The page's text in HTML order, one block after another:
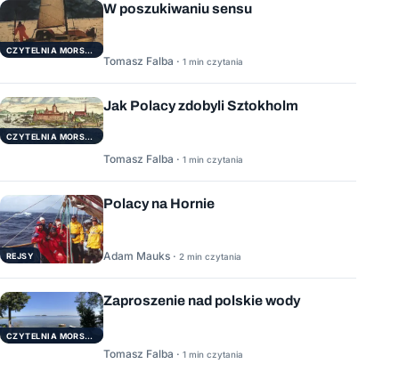
CZYTELNIA MORSKA
W poszukiwaniu sensu
Tomasz Falba · 1 min czytania
CZYTELNIA MORSKA
Jak Polacy zdobyli Sztokholm
Tomasz Falba · 1 min czytania
REJSY
Polacy na Hornie
Adam Mauks · 2 min czytania
CZYTELNIA MORSKA
Zaproszenie nad polskie wody
Tomasz Falba · 1 min czytania